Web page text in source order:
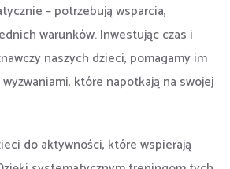
– potrzebują wsparcia,
warunków. Inwestując czas i
naszych dzieci, pomagamy im
które napotkają na swojej
do aktywności, które wspierają